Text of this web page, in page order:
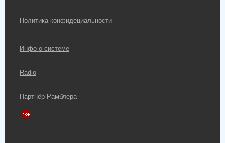
Политика конфидециальности
Инфо о системе
Radio
Партнёр Рамблера